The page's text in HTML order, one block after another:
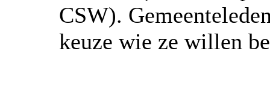
CSW).
keuze wie ze willen